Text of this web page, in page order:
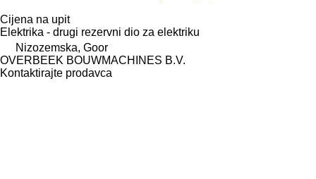
Cijena na upit
Elektrika - drugi rezervni dio za elektriku
Nizozemska, Goor
OVERBEEK BOUWMACHINES B.V.
Kontaktirajte prodavca